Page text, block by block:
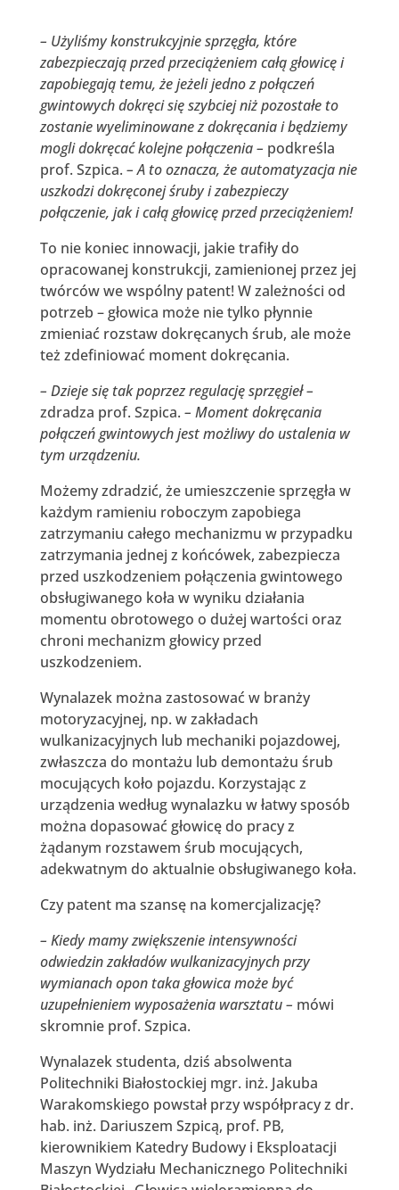
– Użyliśmy konstrukcyjnie sprzęgła, które
zabezpieczają przed przeciążeniem całą głowicę i
zapobiegają temu, że jeżeli jedno z połączeń
gwintowych dokręci się szybciej niż pozostałe to
zostanie wyeliminowane z dokręcania i będziemy
mogli dokręcać kolejne połączenia – podkreśla
prof. Szpica. – A to oznacza, że automatyzacja nie
uszkodzi dokręconej śruby i zabezpieczy
połączenie, jak i całą głowicę przed przeciążeniem!
To nie koniec innowacji, jakie trafiły do
opracowanej konstrukcji, zamienionej przez jej
twórców we wspólny patent! W zależności od
potrzeb – głowica może nie tylko płynnie
zmieniać rozstaw dokręcanych śrub, ale może
też zdefiniować moment dokręcania.
– Dzieje się tak poprzez regulację sprzęgieł –
zdradza prof. Szpica. – Moment dokręcania
połączeń gwintowych jest możliwy do ustalenia w
tym urządzeniu.
Możemy zdradzić, że umieszczenie sprzęgła w
każdym ramieniu roboczym zapobiega
zatrzymaniu całego mechanizmu w przypadku
zatrzymania jednej z końcówek, zabezpiecza
przed uszkodzeniem połączenia gwintowego
obsługiwanego koła w wyniku działania
momentu obrotowego o dużej wartości oraz
chroni mechanizm głowicy przed
uszkodzeniem.
Wynalazek można zastosować w branży
motoryzacyjnej, np. w zakładach
wulkanizacyjnych lub mechaniki pojazdowej,
zwłaszcza do montażu lub demontażu śrub
mocujących koło pojazdu. Korzystając z
urządzenia według wynalazku w łatwy sposób
można dopasować głowicę do pracy z
żądanym rozstawem śrub mocujących,
adekwatnym do aktualnie obsługiwanego koła.
Czy patent ma szansę na komercjalizację?
– Kiedy mamy zwiększenie intensywności
odwiedzin zakładów wulkanizacyjnych przy
wymianach opon taka głowica może być
uzupełnieniem wyposażenia warsztatu – mówi
skromnie prof. Szpica.
Wynalazek studenta, dziś absolwenta
Politechniki Białostockiej mgr. inż. Jakuba
Warakomskiego powstał przy współpracy z dr.
hab. inż. Dariuszem Szpicą, prof. PB,
kierownikiem Katedry Budowy i Eksploatacji
Maszyn Wydziału Mechanicznego Politechniki